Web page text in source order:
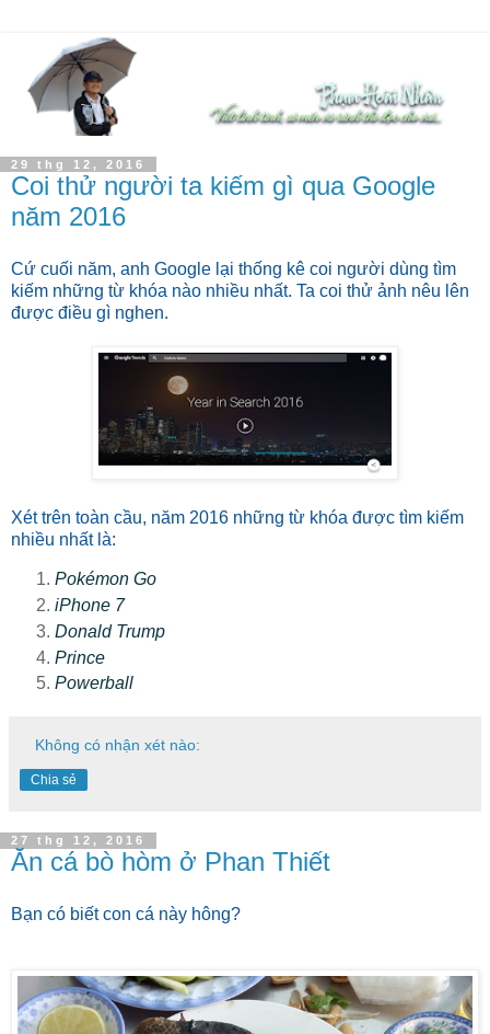
29 thg 12, 2016
Coi thử người ta kiếm gì qua Google
năm 2016
Cứ cuối năm, anh Google lại thống kê coi người dùng tìm
kiếm những từ khóa nào nhiều nhất. Ta coi thử ảnh nêu lên
được điều gì nghen.
Xét trên toàn cầu, năm 2016 những từ khóa được tìm kiếm
nhiều nhất là:
Pokémon Go
iPhone 7
Donald Trump
Prince
Powerball
Không có nhận xét nào:
Chia sẻ
27 thg 12, 2016
Ăn cá bò hòm ở Phan Thiết
Bạn có biết con cá này hông?